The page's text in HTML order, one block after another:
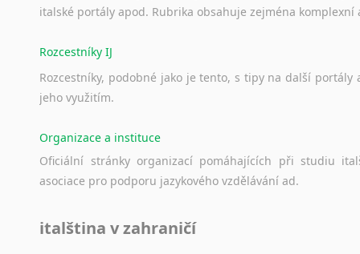
italské portály apod. Rubrika obsahuje zejména komplexní
Rozcestníky IJ
Rozcestníky, podobné jako je tento, s tipy na další portály
jeho využitím.
Organizace a instituce
Oficiální stránky organizací pomáhajících při studiu
asociace pro podporu jazykového vzdělávání ad.
italština v zahraničí